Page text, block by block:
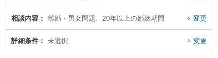
を法律相談できる座間市内の弁護士に相談予約したい』などでお困りの相談者
さんにおすすめです。
相談内容 離婚・男女問題、20年以上の婚姻期間 変更
詳細条件 未選択 変更